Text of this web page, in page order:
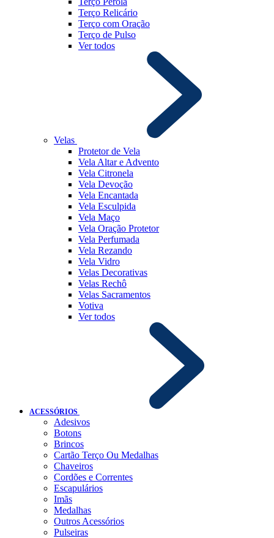
Terço Relicário
Terço com Oração
Terço de Pulso
Ver todos
Velas
Protetor de Vela
Vela Altar e Advento
Vela Citronela
Vela Devoção
Vela Encantada
Vela Esculpida
Vela Maço
Vela Oração Protetor
Vela Perfumada
Vela Rezando
Vela Vidro
Velas Decorativas
Velas Rechô
Velas Sacramentos
Votiva
Ver todos
ACESSÓRIOS
Adesivos
Botons
Brincos
Cartão Terço Ou Medalhas
Chaveiros
Cordões e Correntes
Escapulários
Imãs
Medalhas
Outros Acessórios
Pulseiras